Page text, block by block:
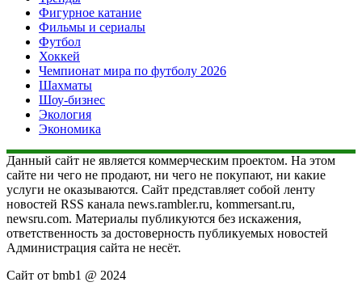
Фигурное катание
Фильмы и сериалы
Футбол
Хоккей
Чемпионат мира по футболу 2026
Шахматы
Шоу-бизнес
Экология
Экономика
Данный сайт не является коммерческим проектом. На этом
сайте ни чего не продают, ни чего не покупают, ни какие
услуги не оказываются. Сайт представляет собой ленту
новостей RSS канала news.rambler.ru, kommersant.ru,
newsru.com. Материалы публикуются без искажения,
ответственность за достоверность публикуемых новостей
Администрация сайта не несёт.
Сайт от bmb1 @ 2024